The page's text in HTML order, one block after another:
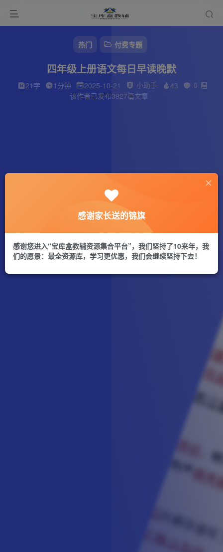
热门 付费专题
四年级上册语文每日早读晚默
21字 1分钟 2025-10-21 小助手 43
0
该作者已发布3927篇文章
感谢家长送的锦旗
感谢您进入“宝库盒教辅资源集合平台”，我们坚持了10来年，我
们的愿景：最全资源库，学习更优惠，我们会继续坚持下去！